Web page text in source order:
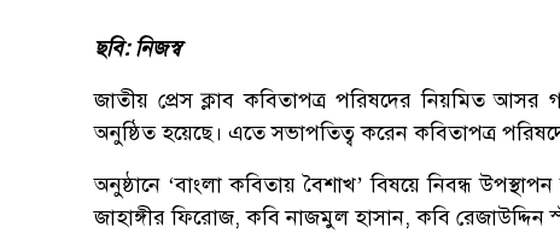
ছবি: নিজস্ব
জাতীয় প্রেস ক্লাব কবিতাপত্র পরিষদের নিয়মিত
অনুষ্ঠিত হয়েছে। এতে সভাপতিত্ব করেন কবিতাপত্র
অনুষ্ঠানে ‘বাংলা কবিতায় বৈশাখ’ বিষয়ে নিবন্ধ
জাহাঙ্গীর ফিরোজ, কবি নাজমুল হাসান, কবি